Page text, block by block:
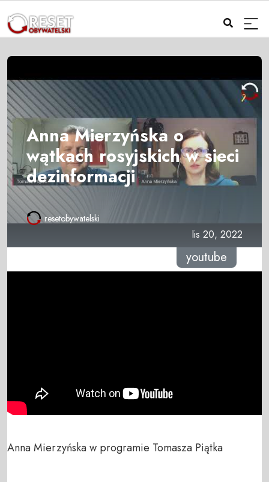
Anna Mierzyńska o
wątkach rosyjskich w sieci
dezinformacji
resetobywatelski
lis 20, 2022
youtube
Anna Mierzyńska w programie Tomasza Piątka